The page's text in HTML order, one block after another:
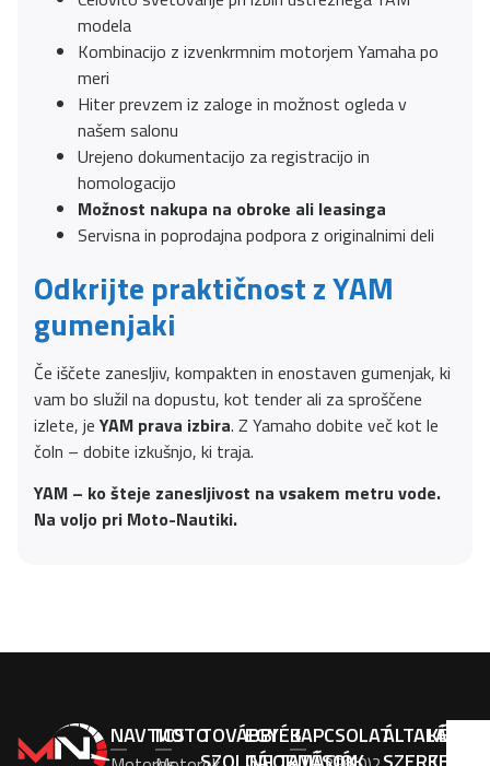
modela
Kombinacijo z izvenkrmnim motorjem Yamaha po
meri
Hiter prevzem iz zaloge in možnost ogleda v
našem salonu
Urejeno dokumentacijo za registracijo in
homologacijo
Možnost nakupa na obroke ali leasinga
Servisna in poprodajna podpora z originalnimi deli
Odkrijte praktičnost z YAM
gumenjaki
Če iščete zanesljiv, kompakten in enostaven gumenjak, ki
vam bo služil na dopustu, kot tender ali za sproščene
izlete, jeYAM prava izbira. Z Yamaho dobite več kot le
čoln – dobite izkušnjo, ki traja.
YAM – ko šteje zanesljivost na vsakem metru vode.
Na voljo pri Moto-Nautiki.
NAVTICS
MOTOTOVÁBBI
EGYÉBKAPCSOLATÁLTALÁNOS
KÉRÉS